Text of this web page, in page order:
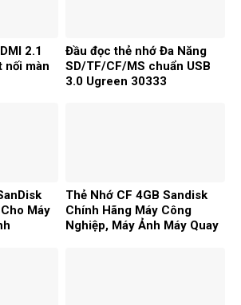
2.1
nối màn
Đầu đọc thẻ nhớ Đa Năng
SD/TF/CF/MS chuẩn USB
3.0 Ugreen 30333
Máy
Thẻ Nhớ CF 4GB Sandisk
Chính Hãng Máy Công
Nghiệp, Máy Ảnh Máy Quay